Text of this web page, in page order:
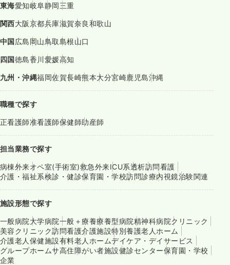
東海愛知岐阜静岡三重
関西大阪京都兵庫滋賀奈良和歌山
中国広島岡山鳥取島根山口
四国徳島香川愛媛高知
九州・沖縄福岡佐賀長崎熊本大分宮崎鹿児島沖縄
職種で探す
正看護師准看護師保健師助産師
担当業務で探す
病棟外来オペ室(手術室)救急外来ICU系透析訪問看護
介護・福祉系検診・健診保育園・学校訪問診療内視鏡治験関連
施設形態で探す
一般病院大学病院一般＋療養療養型病院精神科病院クリニック
美容クリニック訪問看護介護施設特別養護老人ホーム
介護老人保健施設有料老人ホームデイケア・デイサービス
グループホームサ高住障がい者施設健診センター保育園・学校
企業